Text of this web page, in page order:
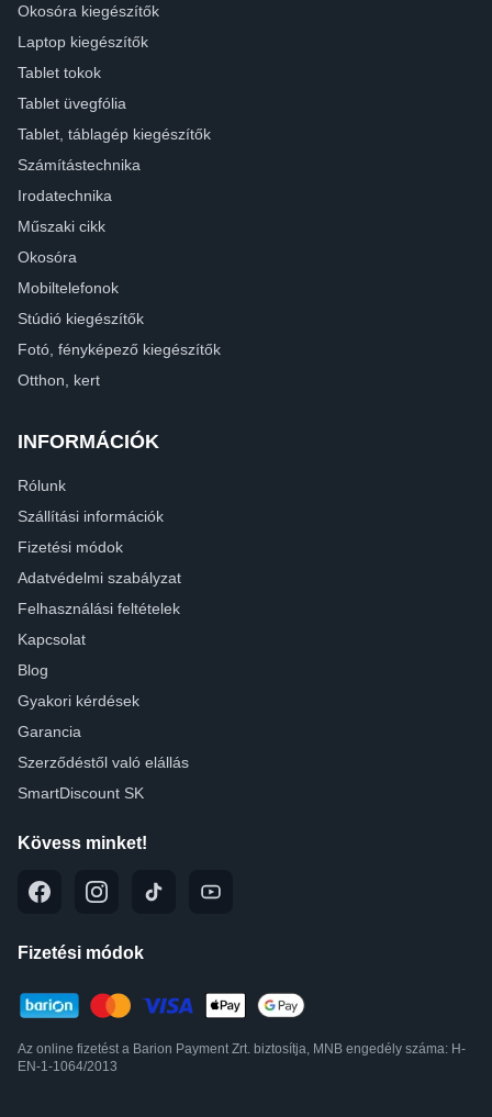
Okosóra kiegészítők
Laptop kiegészítők
Tablet tokok
Tablet üvegfólia
Tablet, táblagép kiegészítők
Számítástechnika
Irodatechnika
Műszaki cikk
Okosóra
Mobiltelefonok
Stúdió kiegészítők
Fotó, fényképező kiegészítők
Otthon, kert
INFORMÁCIÓK
Rólunk
Szállítási információk
Fizetési módok
Adatvédelmi szabályzat
Felhasználási feltételek
Kapcsolat
Blog
Gyakori kérdések
Garancia
Szerződéstől való elállás
SmartDiscount SK
Kövess minket!
Fizetési módok
Az online fizetést a Barion Payment Zrt. biztosítja, MNB engedély száma: H-
EN-1-1064/2013